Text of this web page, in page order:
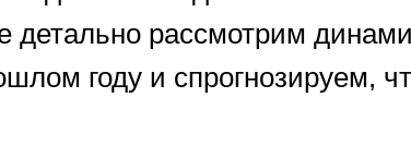
детально рассмотрим
году и спрогнозируем,